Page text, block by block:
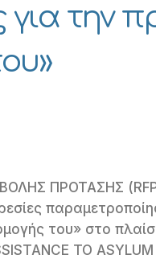
για την
ΠΡΟΤΑΣΗΣ
του» στο
TO ASYLUM